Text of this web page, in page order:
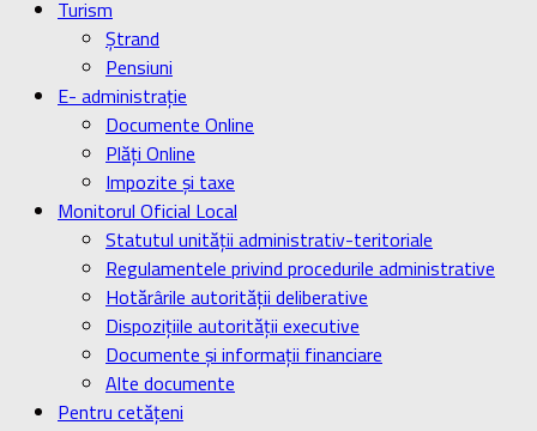
Turism
Ştrand
Pensiuni
E- administrație
Documente Online
Plăți Online
Impozite și taxe
Monitorul Oficial Local
Statutul unității administrativ-teritoriale
Regulamentele privind procedurile administrative
Hotărârile autorității deliberative
Dispozițiile autorității executive
Documente și informații financiare
Alte documente
Pentru cetățeni